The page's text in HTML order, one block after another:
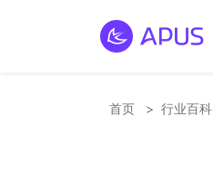
首页 > 行业百科